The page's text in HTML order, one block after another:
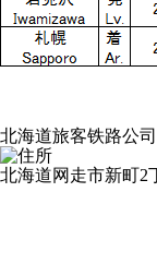
北海道旅客铁路公司
北海道网走市新町2